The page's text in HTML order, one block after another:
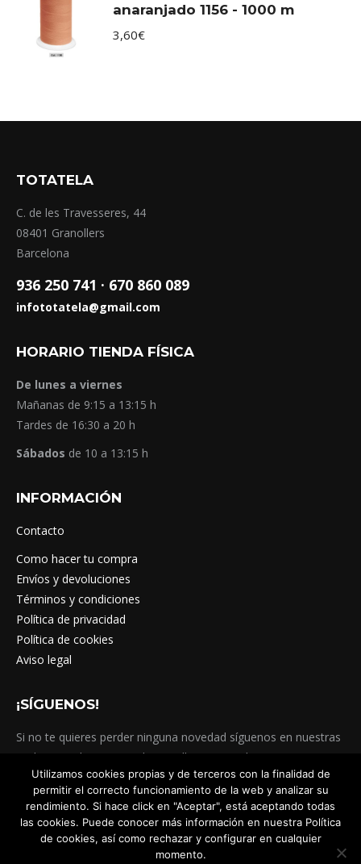
anaranjado 1156 - 1000 m
3,60€
TOTATELA
C. de les Travesseres, 44
08401 Granollers
Barcelona
936 250 741 · 670 860 089
infototatela@gmail.com
HORARIO TIENDA FÍSICA
De lunes a viernes
Mañanas de 9:15 a 13:15 h
Tardes de 16:30 a 20 h
Sábados de 10 a 13:15 h
INFORMACIÓN
Contacto
Como hacer tu compra
Envíos y devoluciones
Términos y condiciones
Política de privacidad
Política de cookies
Aviso legal
¡SÍGUENOS!
Si no te quieres perder ninguna novedad síguenos en nuestras
Redes Sociales. @totatelagranollers #totatela
#totatelagranollers
Encuéntranos en:
Facebook
page
Instagram
page
Viber
page
Utilizamos cookies propias y de terceros con la finalidad de
permitir el correcto funcionamiento de la web y analizar su
rendimiento. Si hace click en "Aceptar", está aceptando todas
las cookies. Puede conocer más información en nuestra Política
de cookies, así como rechazar y configurar en cualquier
momento.